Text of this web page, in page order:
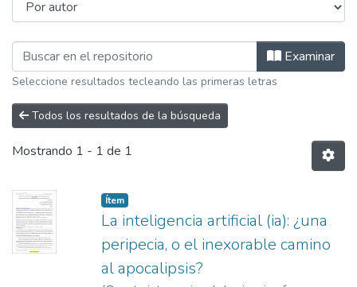
Examinando Producción Científica
Examinar
Seleccione resultados tecleando las primeras letras
Todos los resultados de la búsqueda
Mostrando 1 - 1 de 1
Item type:
Ítem,
La inteligencia artificial (ia): ¿una
peripecia, o el inexorable camino
al apocalipsis?